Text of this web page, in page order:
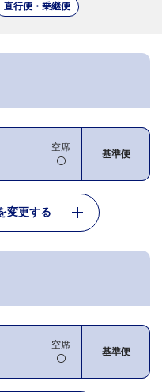
直行便・乗継便
空席
基準便
変更する
空席
基準便